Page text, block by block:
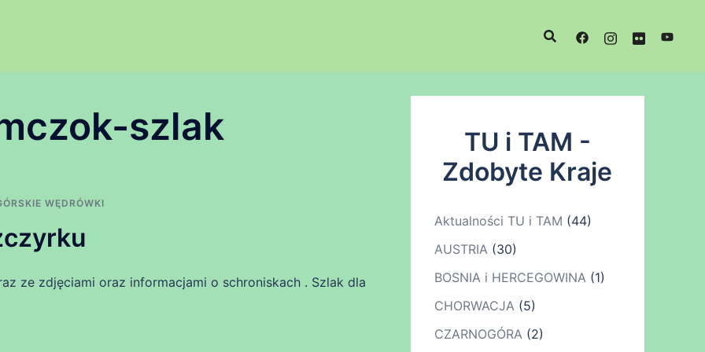
szlak
WĘDRÓWKI
ze zdjęciami oraz informacjami o schroniskach . Szlak dla
TU i TAM -
Zdobyte Kraje
Aktualności TU i TAM (44)
AUSTRIA(30)
BOSNIA i HERCEGOWINA(1)
CHORWACJA(5)
CZARNOGÓRA(2)